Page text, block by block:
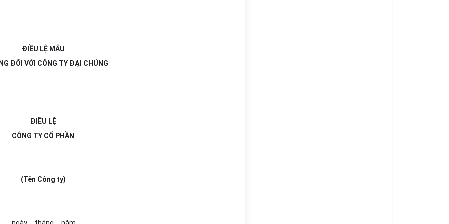
ĐIỀU LỆ MẪU
ĐỐI VỚI CÔNG TY ĐẠI CHÚNG
ĐIỀU LỆ
CÔNG TY CỔ PHẦN
(Tên Công ty)